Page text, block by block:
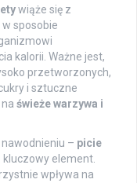
wiąże się z
sposobie
kalorii. Ważne jest,
przetworzonych,
i sztuczne
świeże warzywa i
– picie
kluczowy element.
wpływa na